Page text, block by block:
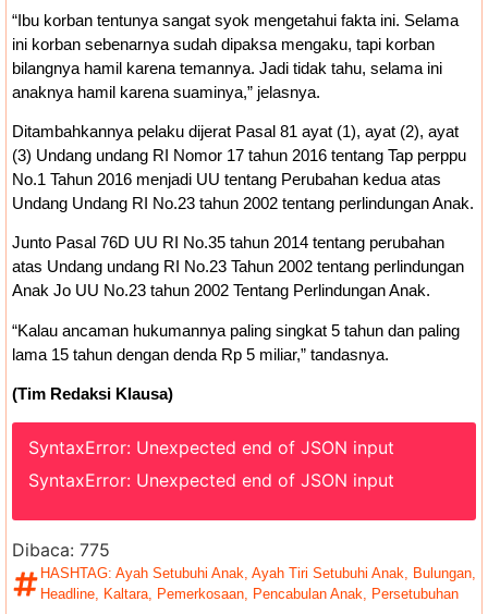
“Ibu korban tentunya sangat syok mengetahui fakta ini. Selama
ini korban sebenarnya sudah dipaksa mengaku, tapi korban
bilangnya hamil karena temannya. Jadi tidak tahu, selama ini
anaknya hamil karena suaminya,” jelasnya.
Ditambahkannya pelaku dijerat Pasal 81 ayat (1), ayat (2), ayat
(3) Undang undang RI Nomor 17 tahun 2016 tentang Tap perppu
No.1 Tahun 2016 menjadi UU tentang Perubahan kedua atas
Undang Undang RI No.23 tahun 2002 tentang perlindungan Anak.
Junto Pasal 76D UU RI No.35 tahun 2014 tentang perubahan
atas Undang undang RI No.23 Tahun 2002 tentang perlindungan
Anak Jo UU No.23 tahun 2002 Tentang Perlindungan Anak.
“Kalau ancaman hukumannya paling singkat 5 tahun dan paling
lama 15 tahun dengan denda Rp 5 miliar,” tandasnya.
(Tim Redaksi Klausa)
SyntaxError: Unexpected end of JSON input
SyntaxError: Unexpected end of JSON input
Dibaca: 775
HASHTAG: Ayah Setubuhi Anak, Ayah Tiri Setubuhi Anak, Bulungan,
Headline, Kaltara, Pemerkosaan, Pencabulan Anak, Persetubuhan